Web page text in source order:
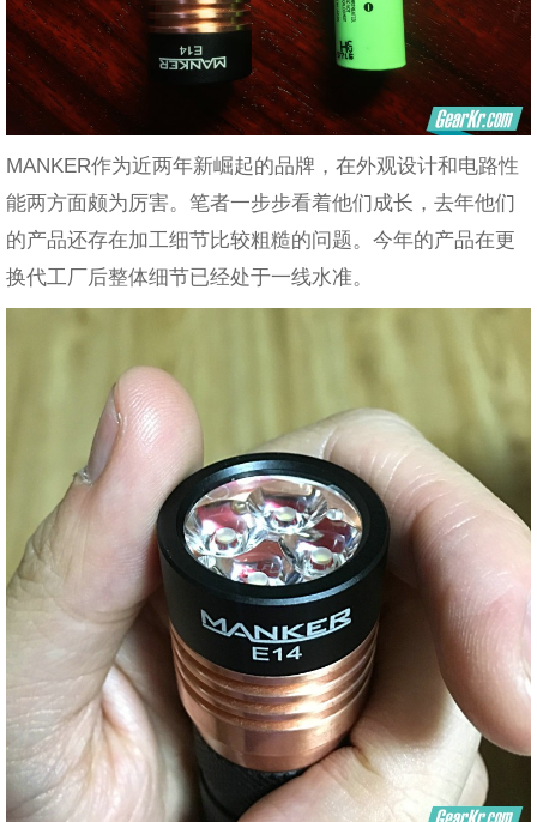
MANKER作为近两年新崛起的品牌，在外观设计和电路性
能两方面颇为厉害。笔者一步步看着他们成长，去年他们
的产品还存在加工细节比较粗糙的问题。今年的产品在更
换代工厂后整体细节已经处于一线水准。